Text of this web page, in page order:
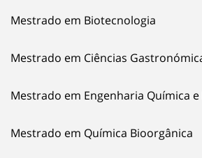
Mestrado em Biotecnologia
Mestrado em Ciências
Mestrado em Engenharia Química e
Mestrado em Química Bioorgânica